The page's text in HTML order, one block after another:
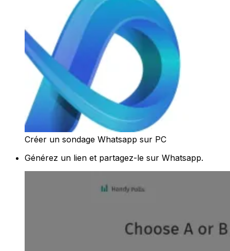
Créer un sondage Whatsapp sur PC
Générez un lien et partagez-le sur Whatsapp.